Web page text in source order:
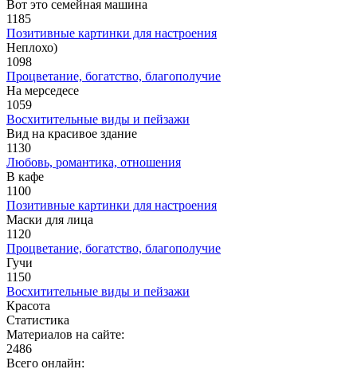
Вот это семейная машина
1185
Позитивные картинки для настроения
Неплохо)
1098
Процветание, богатство, благополучие
На мерседесе
1059
Восхитительные виды и пейзажи
Вид на красивое здание
1130
Любовь, романтика, отношения
В кафе
1100
Позитивные картинки для настроения
Маски для лица
1120
Процветание, богатство, благополучие
Гучи
1150
Восхитительные виды и пейзажи
Красота
Статистика
Материалов на сайте:
2486
Всего онлайн: